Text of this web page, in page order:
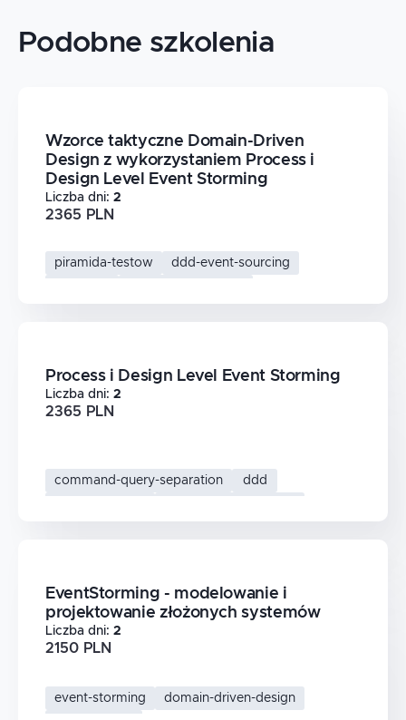
Podobne szkolenia
Wzorce taktyczne Domain-Driven
Design z wykorzystaniem Process i
Design Level Event Storming
Liczba dni: 2
2365 PLN
piramida-testow
ddd-event-sourcing
Process i Design Level Event Storming
Liczba dni: 2
2365 PLN
command-query-separation
ddd
EventStorming - modelowanie i
projektowanie złożonych systemów
Liczba dni: 2
2150 PLN
event-storming
domain-driven-design